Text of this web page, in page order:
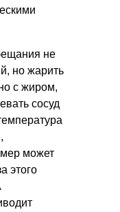
не
но жарить
с жиром,
сосуд
может
этого